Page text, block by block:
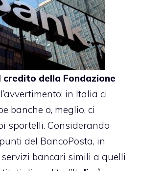
della Fondazione
in Italia ci
banche o, meglio, ci
sportelli. Considerando
del BancoPosta, in
bancari simili a quelli